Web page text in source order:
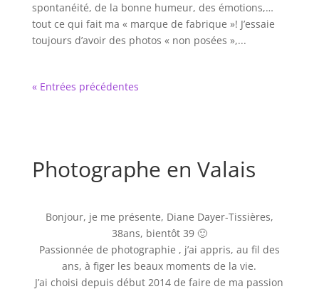
spontanéité, de la bonne humeur, des émotions,…
tout ce qui fait ma « marque de fabrique »! J’essaie
toujours d’avoir des photos « non posées »,...
« Entrées précédentes
Photographe en Valais
Bonjour, je me présente, Diane Dayer-Tissières,
38ans, bientôt 39 🙂
Passionnée de photographie , j’ai appris, au fil des
ans, à figer les beaux moments de la vie.
J’ai choisi depuis début 2014 de faire de ma passion